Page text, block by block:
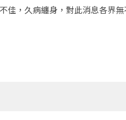
佳，久病纏身，對此消息各界無